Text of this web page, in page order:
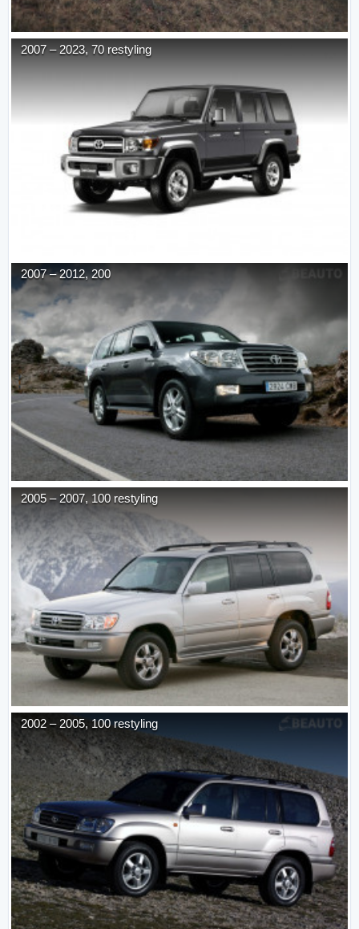
2007 – 2023, 70 restyling
2007–2012,200
2005 –2007, 100 restyling
2002 – 2005, 100 restyling